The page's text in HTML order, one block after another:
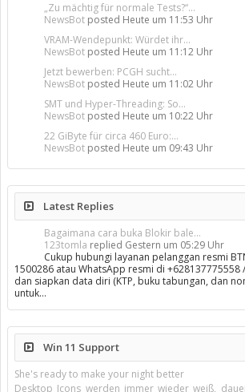
„Zu mächtig für normale Tests?“...
NewsBot posted Heute um 11:53 Uhr
VRAM-Wendepunkt: Würdet ihr...
NewsBot posted Heute um 11:12 Uhr
Jetzt bewerben: PCGH sucht...
NewsBot posted Heute um 11:02 Uhr
SMT und Hyper-Threading: So...
NewsBot posted Heute um 10:22 Uhr
22 GiByte für circa 460 Euro:...
NewsBot posted Heute um 09:43 Uhr
Latest Replies
Bagaimana cara buka Blokir bale...
123tomla replied Gestern um 05:29 Uhr
Cukup hubungi layanan pelanggan resmi
1500286 atau WhatsApp resmi di +628137775558
dan siapkan data diri (KTP, buku tabungan, dan
untuk…
Win 11 Support
She's ready to make your night better
Desktop Icons werden immer wieder weiß,